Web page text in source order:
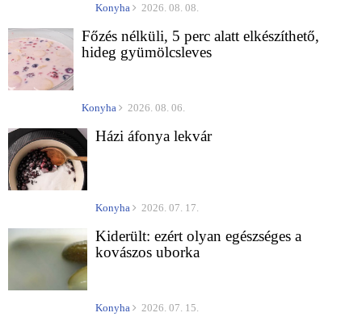
Konyha 2026. 08. 08.
Főzés nélküli, 5 perc alatt elkészíthető,
hideg gyümölcsleves
Konyha 2026. 08. 06.
Házi áfonya lekvár
Konyha 2026. 07. 17.
Kiderült: ezért olyan egészséges a
kovászos uborka
Konyha 2026. 07. 15.